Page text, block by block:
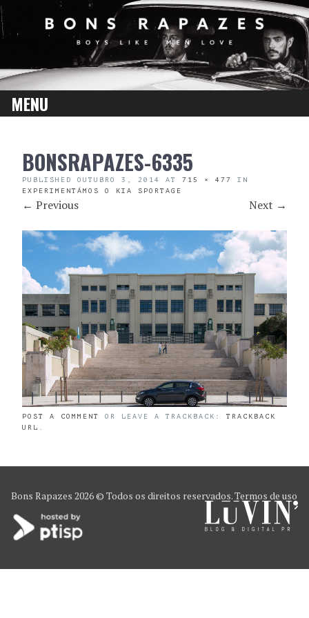
MENU
CONTENTBONSRAPAZES-6335
PUBLISHED OUTUBRO 3, 2014 AT 715 × 477
IN
EXPERIMENTÁMOS O KIA SPORTAGE
← Previous Next →
POST A COMMENT OR LEAVE A TRACKBACK: TRACKBACK
URL
Bons Rapazes 2026 © Todos os direitos reservados.Termos de uso